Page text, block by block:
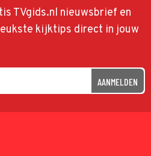
TVgids.nl nieuwsbrief en
kijktips direct in jouw
AANMELDEN